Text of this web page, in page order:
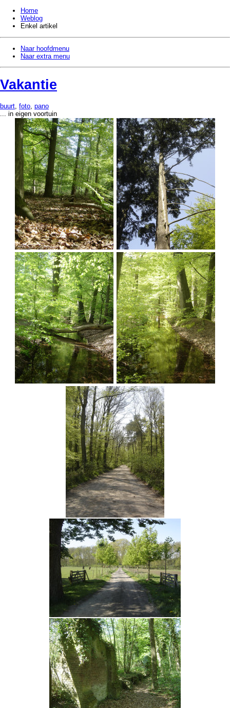
Home
Weblog
Enkel artikel
Naar hoofdmenu
Naar extra menu
Vakantie
buurt, foto, pano
... in eigen voortuin